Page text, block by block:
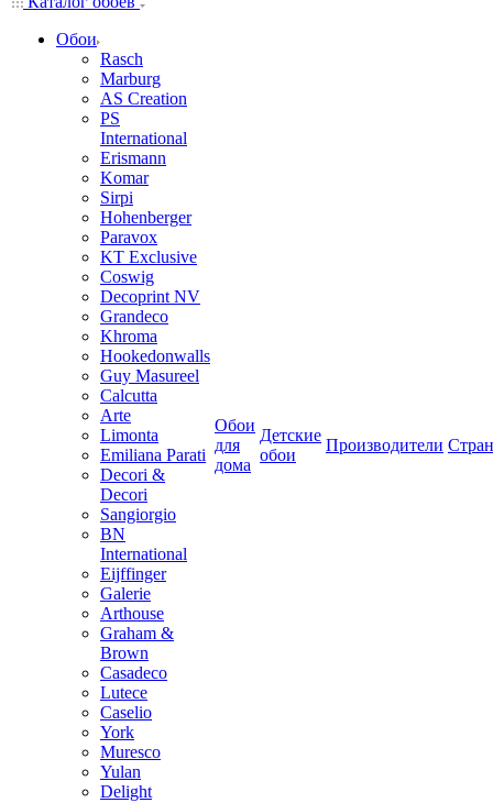
Обои
Rasch
Marburg
AS Creation
PS
International
Erismann
Komar
Sirpi
Hohenberger
Paravox
KT Exclusive
Coswig
Decoprint NV
Grandeco
Khroma
Hookedonwalls
Guy Masureel
Calcutta
Arte
Limonta
Emiliana Parati
Decori &
Decori
Sangiorgio
BN
International
Eijffinger
Galerie
Arthouse
Graham &
Brown
Casadeco
Lutece
Caselio
York
Muresco
Yulan
Delight
Обои
для
дома
Детские
обои
Производители